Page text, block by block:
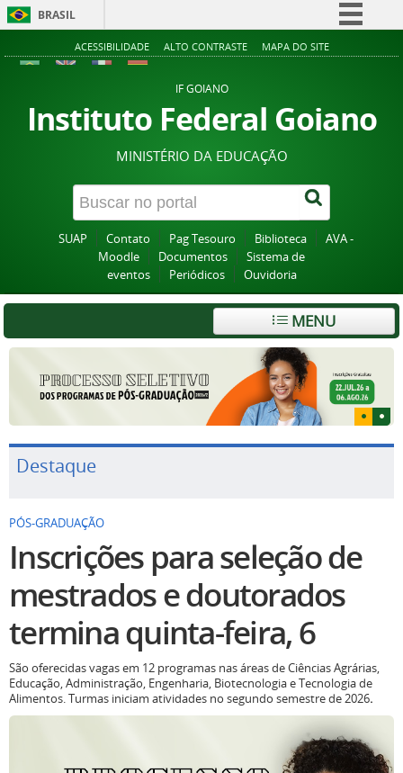
BRASIL
Simplifique!
Acesso à informação
Legislação
Canais
ACESSIBILIDADE ALTO CONTRASTE MAPA DO SITE
IF GOIANO
Instituto Federal Goiano
MINISTÉRIO DA EDUCAÇÃO
SUAP Contato Pag Tesouro Biblioteca
AVA -
Moodle
Documentos
Sistema de
eventos
Periódicos Ouvidoria
MENU
Destaque
PÓS-GRADUAÇÃO
Inscrições para seleção de
mestrados e doutorados
termina quinta-feira, 6
São oferecidas vagas em 12 programas nas áreas de Ciências Agrárias,
Educação, Administração, Engenharia, Biotecnologia e Tecnologia de
Alimentos. Turmas iniciam atividades no segundo semestre de 2026.